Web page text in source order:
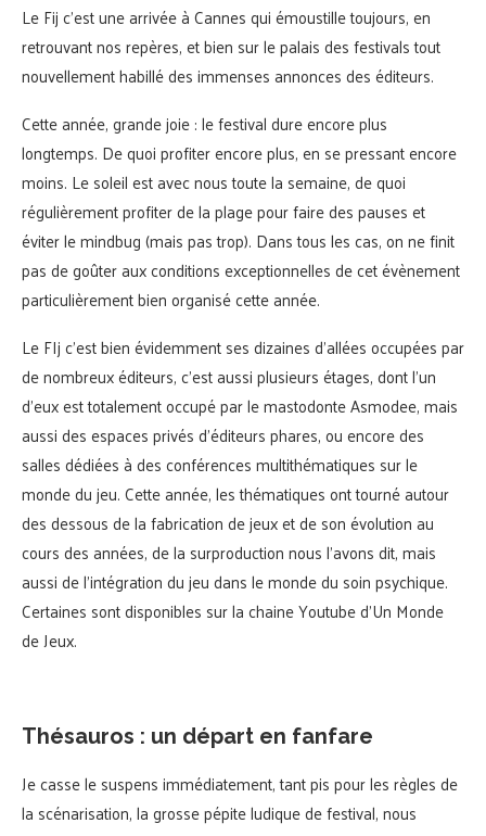
Le Fij c’est une arrivée à Cannes qui émoustille toujours, en
retrouvant nos repères, et bien sur le palais des festivals tout
nouvellement habillé des immenses annonces des éditeurs.
Cette année, grande joie : le festival dure encore plus
longtemps. De quoi profiter encore plus, en se pressant encore
moins. Le soleil est avec nous toute la semaine, de quoi
régulièrement profiter de la plage pour faire des pauses et
éviter le mindbug (mais pas trop). Dans tous les cas, on ne finit
pas de goûter aux conditions exceptionnelles de cet évènement
particulièrement bien organisé cette année.
Le FIj c’est bien évidemment ses dizaines d’allées occupées par
de nombreux éditeurs, c’est aussi plusieurs étages, dont l’un
d’eux est totalement occupé par le mastodonte Asmodee, mais
aussi des espaces privés d’éditeurs phares, ou encore des
salles dédiées à des conférences multithématiques sur le
monde du jeu. Cette année, les thématiques ont tourné autour
des dessous de la fabrication de jeux et de son évolution au
cours des années, de la surproduction nous l’avons dit, mais
aussi de l’intégration du jeu dans le monde du soin psychique.
Certaines sont disponibles sur la chaine Youtube d’Un Monde
de Jeux.
Thésauros : un départ en fanfare
Je casse le suspens immédiatement, tant pis pour les règles de
la scénarisation, la grosse pépite ludique de festival, nous